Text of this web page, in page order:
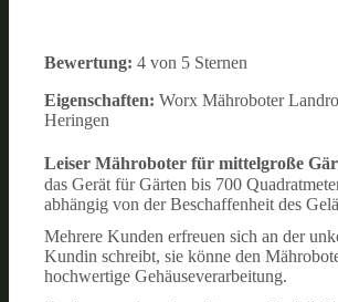
Bewertung: 4 von 5 Sternen
Eigenschaften: Worx Mähroboter
Heringen
Leiser Mähroboter für mittelgroße
das Gerät für Gärten bis 700
abhängig von der Beschaffenheit des
Mehrere Kunden erfreuen sich an der
Kundin schreibt, sie könne den
hochwertige Gehäuseverarbeitung.